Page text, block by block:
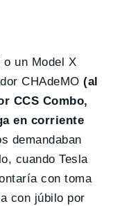
o un Model X
CHAdeMO(al
CCS Combo,
en corriente
demandaban
cuando Tesla
con toma
con júbilo por